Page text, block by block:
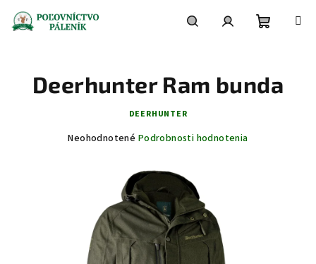
obsah
košík
Deerhunter Ram bunda
DEERHUNTER
Priemerné
hviezdičiek.
Neohodnotené Podrobnosti hodnotenia